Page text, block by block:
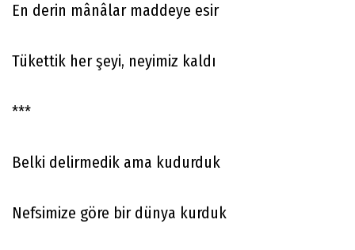
En derin mânâlar maddeye esir
Tükettik her şeyi, neyimiz kaldı
***
Belki delirmedik ama kudurduk
Nefsimize göre bir dünya kurduk